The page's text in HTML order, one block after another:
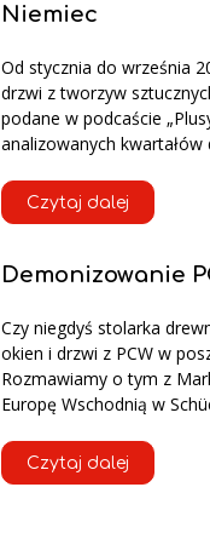
Niemiec
Od stycznia do września
drzwi z tworzyw
podane w podcaście
analizowanych
Czytaj dalej
Demonizowanie
Czy niegdyś stolarka
okien i drzwi z PCW w
Rozmawiamy o tym z
Europę Wschodnią w
Czytaj dalej